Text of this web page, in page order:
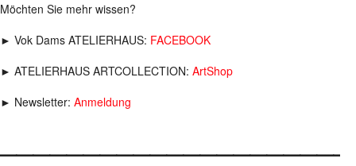
Möchten Sie mehr wissen?
► Vok Dams ATELIERHAUS: FACEBOOK
► ATELIERHAUS ARTCOLLECTION: ArtShop
► Newsletter: Anmeldung